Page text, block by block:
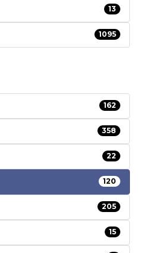
13
1095
162
358
22
120
205
15